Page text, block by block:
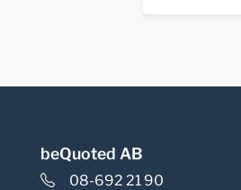
beQuoted AB
08-692 21 90